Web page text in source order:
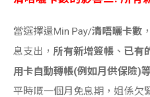
當選擇還Min Pay/清唔曬卡數
息支出，所有新增簽帳 、 已有
用卡自動轉帳(例如月供保險)
平時嘅一個月免息期，姐係欠